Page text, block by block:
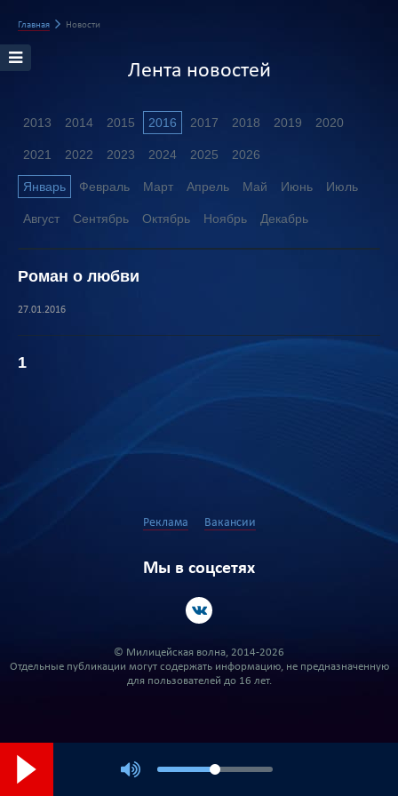
Главная Новости
Лента новостей
2013 2014 2015 2016 2017 2018 2019 2020
2021 2022 2023 2024 2025 2026
Январь Февраль Март Апрель Май Июнь Июль
Август Сентябрь Октябрь Ноябрь Декабрь
Роман о любви
27.01.2016
1
Реклама Вакансии
Мы в соцсетях
© Милицейская волна, 2014-2026
Отдельные публикации могут содержать информацию, не предназначенную
для пользователей до 16 лет.